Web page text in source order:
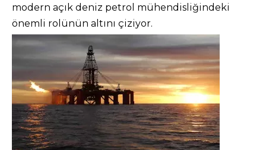
modern açık deniz petrol mühendisliğindeki
önemli rolünün altını çiziyor.